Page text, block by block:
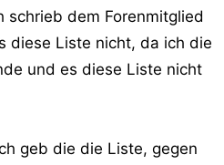
schrieb dem Forenmitglied
diese Liste nicht, da ich die
und es diese Liste nicht
geb die die Liste, gegen